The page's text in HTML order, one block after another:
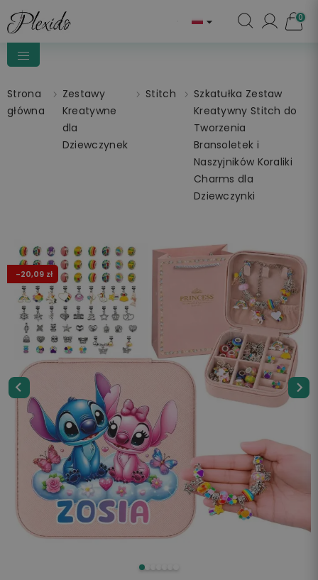
 0
Strona
główna
Zestawy
Kreatywne
dla
Dziewczynek
Stitch
Szkatułka Zestaw
Kreatywny Stitch do
Tworzenia
Bransoletek i
Naszyjników Koraliki
Charms dla
Dziewczynki
-20,09 zł